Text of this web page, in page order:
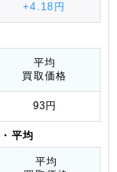
+4.18円
平均
買取価格
93円
・平均
平均